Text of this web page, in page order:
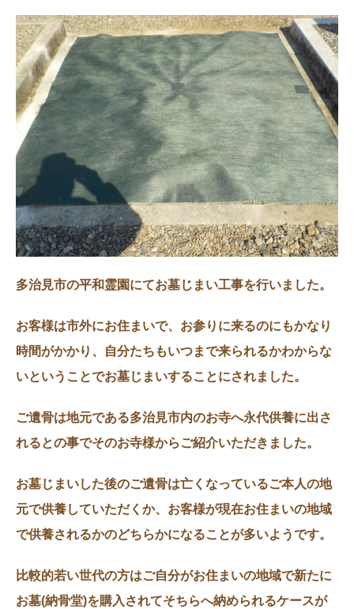
多治見市の平和霊園にてお墓じまい工事を行いました。
お客様は市外にお住まいで、お参りに来るのにもかなり
時間がかかり、自分たちもいつまで来られるかわからな
いということでお墓じまいすることにされました。
ご遺骨は地元である多治見市内のお寺へ永代供養に出さ
れるとの事でそのお寺様からご紹介いただきました。
お墓じまいした後のご遺骨は亡くなっているご本人の地
元で供養していただくか、お客様が現在お住まいの地域
で供養されるかのどちらかになることが多いようです。
比較的若い世代の方はご自分がお住まいの地域で新たに
お墓(納骨堂)を購入されてそちらへ納められるケースが